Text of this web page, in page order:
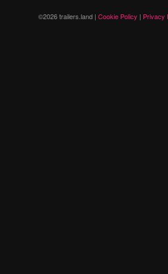
©2026 trailers.land | Cookie Policy | Privacy